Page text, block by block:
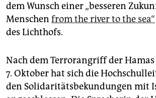
dem Wunsch einer „besseren
Menschen from the river to the sea“
des Lichthofs.
Nach dem Terrorangriff der
7. Oktober hat sich die
den Solidaritätsbekundungen mit